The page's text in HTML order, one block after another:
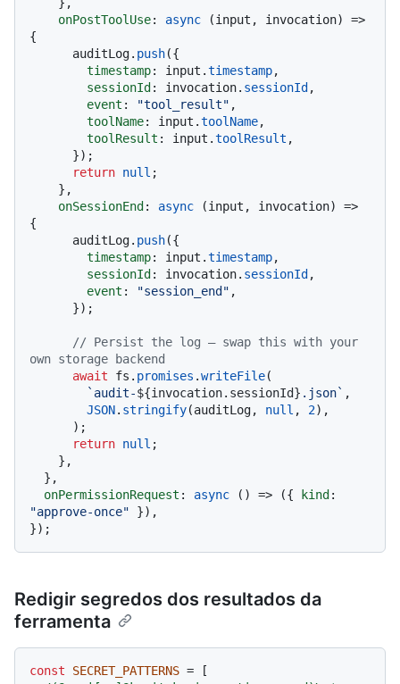
onPostToolUse: async (input, invocation) =>
{
      auditLog.
push({
timestamp: input.timestamp,
sessionId : invocation. sessionId ,
event : "tool_result" ,
toolName: input.toolName,
toolResult : input.toolResult ,
return null ;
onSessionEnd : async (input, invocation) =>
{
      auditLog.
push({
timestamp: input.timestamp,
sessionId : invocation. sessionId ,
event : "session_end" ,
// Persist the log — swap this with your
own storage backend
await fs. promises .writeFile(
`audit-${invocation.sessionId} .json` ,
JSON. stringify(auditLog, null , 2),
return null ;
onPermissionRequest : async () => ({ kind
"approve-once" }),
Redigir segredos dos resultados da
ferramenta
const SECRET_PATTERNS = [